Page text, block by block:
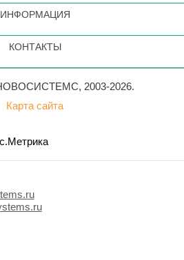
ИНФОРМАЦИЯ
КОНТАКТЫ
2003-2026.
Карта сайта